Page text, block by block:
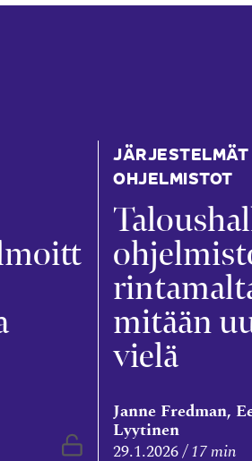
Vapaasti luettavissa
JÄRJESTELMÄT
OHJELMISTOT
mitään
vielä
Janne Fredman,
Lyytinen
29.1.2026 17 min